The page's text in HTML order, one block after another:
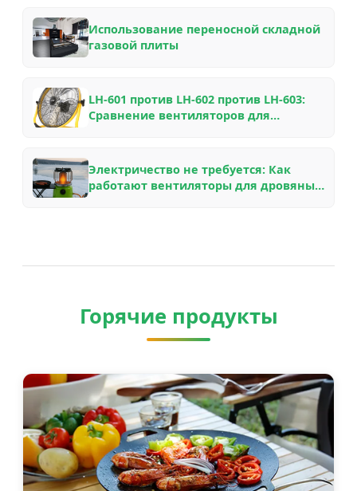
инсайдера
Использование переносной складной
газовой плиты
LH-601 против LH-602 против LH-603:
Сравнение вентиляторов для
различных каминов
Электричество не требуется: Как
работают вентиляторы для дровяных
Горячие продукты